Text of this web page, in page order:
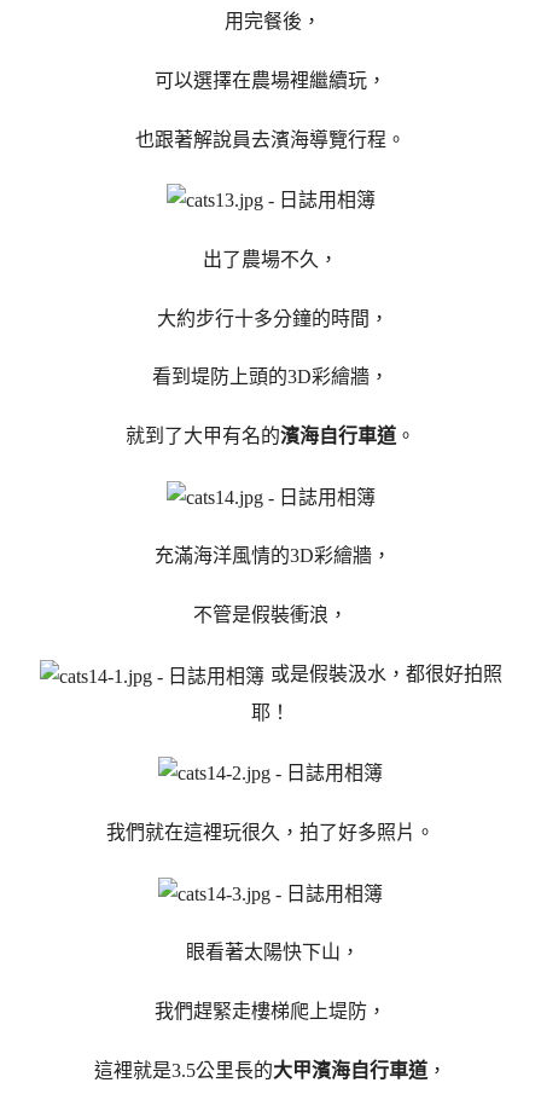
用完餐後，
可以選擇在農場裡繼續玩，
也跟著解說員去濱海導覽行程。
出了農場不久，
大約步行十多分鐘的時間，
看到堤防上頭的3D彩繪牆，
就到了大甲有名的濱海自行車道 。
充滿海洋風情的3D彩繪牆，
不管是假裝衝浪，
或是假裝汲水，都很好拍照
耶！
我們就在這裡玩很久，拍了好多照片。
眼看著太陽快下山，
我們趕緊走樓梯爬上堤防，
這裡就是3.5公里長的大甲濱海自行車道 ，